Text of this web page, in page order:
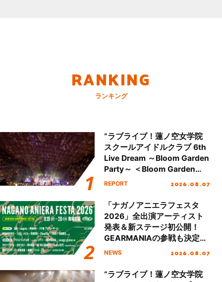
RANKING
ランキング
“ラブライブ！蓮ノ空女学院
スクールアイドルクラブ 6th
Live Dream ～Bloom Garden
Party～ ＜Bloom Garden
Party Stage／埼玉公演＞”
REPORT 2026.08.07
「ナガノアニエラフェスタ
2026」全出演アーティスト
発表＆新ステージ初公開！
GEARMANIAの参戦も決定
し、初となる第3ステージの
NEWS 2026.08.07
“ラブライブ！蓮ノ空女学院